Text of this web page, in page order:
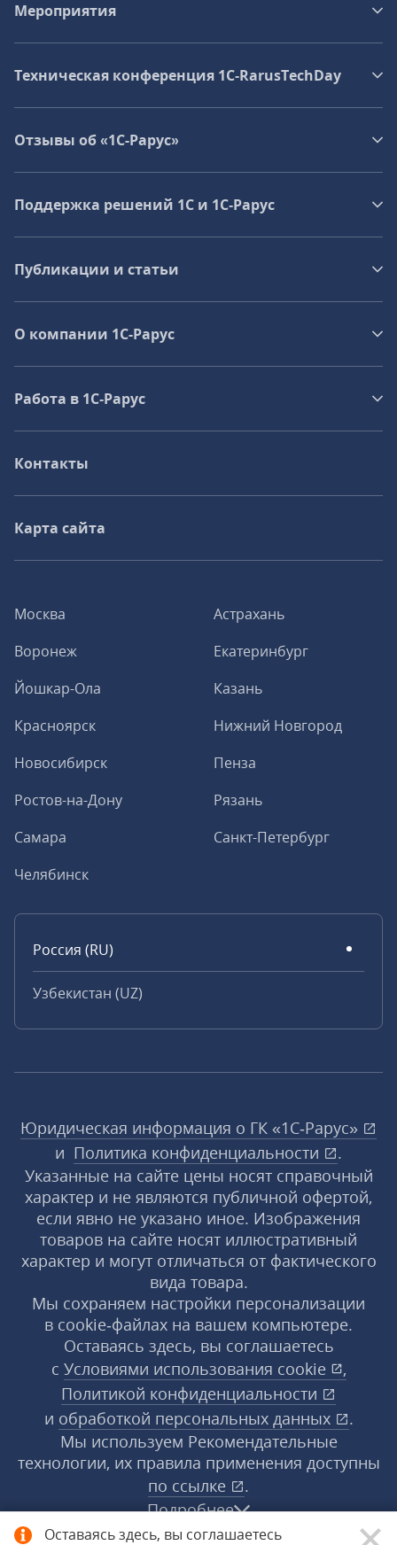
Оставаясь здесь, вы соглашаетесь
Москва
Астрахань
Воронеж
Екатеринбург
Йошкар-Ола
Казань
Красноярск
Нижний Новгород
Новосибирск
Пенза
Ростов-на-Дону
Рязань
Самара
Санкт-Петербург
Челябинск
Россия (RU)
Узбекистан (UZ)
Мероприятия
Техническая конференция 1C‑RarusTechDay
Отзывы об «1С-Рарус»
Поддержка решений 1С и 1С‑Рарус
Публикации и статьи
О компании 1C-Рарус
Работа в 1С‑Рарус
Контакты
Карта сайта
Юридическая информация о ГК «1С‑Рарус»
и Политика конфиденциальности
.
Указанные на сайте цены носят справочный
характер и не являются публичной офертой,
если явно не указано иное. Изображения
товаров на сайте носят иллюстративный
характер и могут отличаться от фактического
вида товара.
Мы сохраняем настройки персонализации
в cookie‑файлах на вашем компьютере.
Оставаясь здесь, вы соглашаетесь
с Условиями использования cookie
,
Политикой конфиденциальности
и обработкой персональных данных
.
Мы используем Рекомендательные
технологии, их правила применения доступны
по ссылке
.
Подробнее